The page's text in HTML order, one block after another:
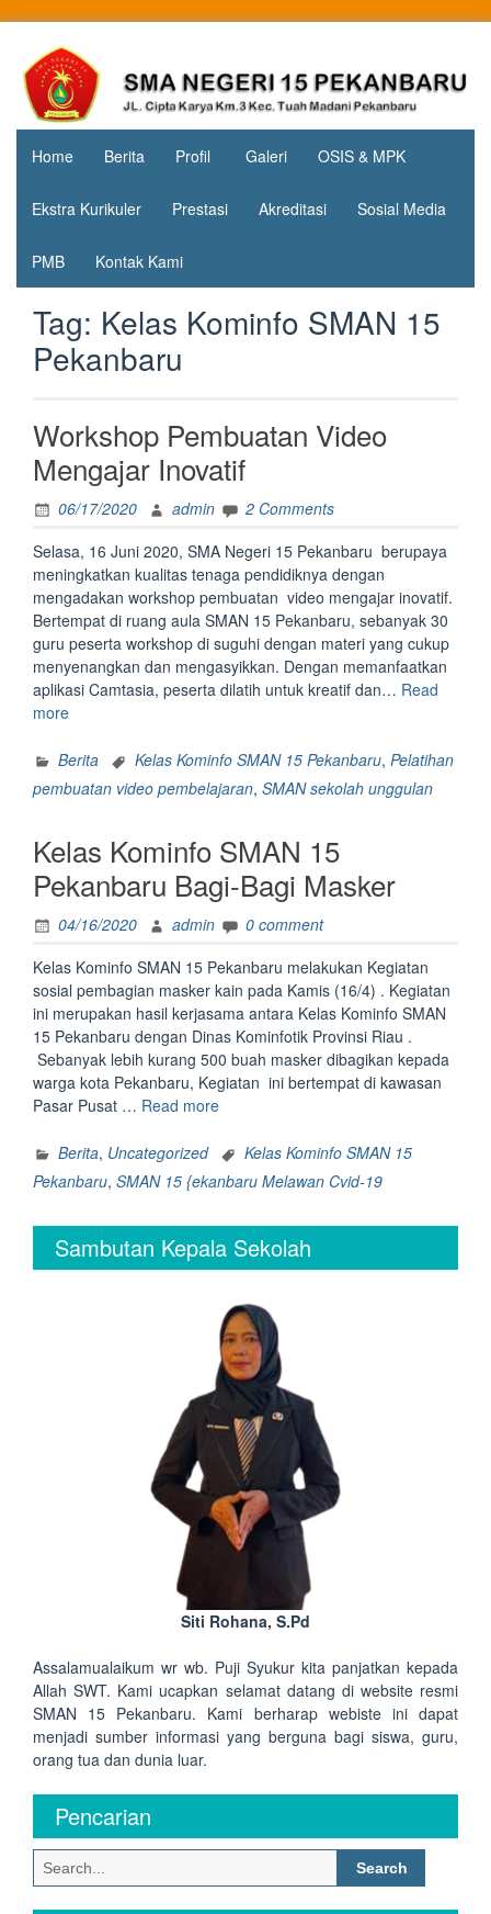
contentSMA
Negeri 15
Pekanbaru
Jl. Cipta
Karya
KM.3, Kec.
Tuah
Madani,
Home Berita Profil Galeri OSIS & MPK
Ekstra Kurikuler Prestasi Akreditasi Sosial Media
PMB Kontak Kami
Tag: Kelas Kominfo SMAN 15
Pekanbaru
Workshop Pembuatan Video
Mengajar Inovatif
06/17/2020 admin
2 Comments
Selasa, 16 Juni 2020, SMA Negeri 15 Pekanbaru berupaya
meningkatkan kualitas tenaga pendidiknya dengan
mengadakan workshop pembuatan video mengajar inovatif.
Bertempat di ruang aula SMAN 15 Pekanbaru, sebanyak 30
guru peserta workshop di suguhi dengan materi yang cukup
menyenangkan dan mengasyikkan. Dengan memanfaatkan
aplikasi Camtasia, peserta dilatih untuk kreatif dan… Read
more“Workshop
Video
Mengajar
Berita Kelas Kominfo SMAN 15 Pekanbaru, Pelatihan
pembuatan video pembelajaran, SMAN sekolah unggulan
Kelas Kominfo SMAN 15
Pekanbaru Bagi-Bagi Masker
04/16/2020 admin
0 comment
Kelas Kominfo SMAN 15 Pekanbaru melakukan Kegiatan
sosial pembagian masker kain pada Kamis (16/4) . Kegiatan
ini merupakan hasil kerjasama antara Kelas Kominfo SMAN
15 Pekanbaru dengan Dinas Kominfotik Provinsi Riau .
Sebanyak lebih kurang 500 buah masker dibagikan kepada
warga kota Pekanbaru, Kegiatan ini bertempat di kawasan
Pasar Pusat … Read more“Kelas
SMAN
15
Bagi
Masker”
Berita, Uncategorized
Kelas Kominfo SMAN 15
Pekanbaru, SMAN 15 {ekanbaru Melawan Cvid-19
Sambutan Kepala Sekolah
Siti Rohana, S.Pd
Assalamualaikum wr wb. Puji Syukur kita panjatkan kepada
Allah SWT. Kami ucapkan selamat datang di website resmi
SMAN 15 Pekanbaru. Kami berharap webiste ini dapat
menjadi sumber informasi yang berguna bagi siswa, guru,
orang tua dan dunia luar.
Pencarian
Search
for: